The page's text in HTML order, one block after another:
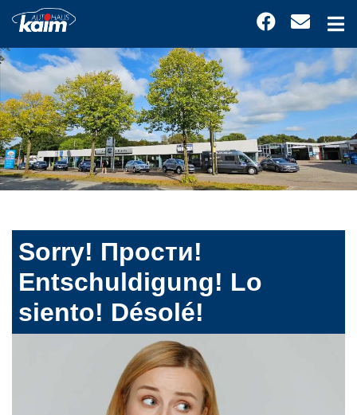
Sorry! Прости!
Entschuldigung! Lo
siento! Désolé!